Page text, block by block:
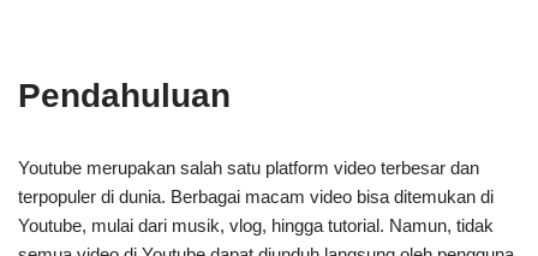
Pendahuluan
Youtube merupakan salah satu platform video terbesar dan
terpopuler di dunia. Berbagai macam video bisa ditemukan di
Youtube, mulai dari musik, vlog, hingga tutorial. Namun, tidak